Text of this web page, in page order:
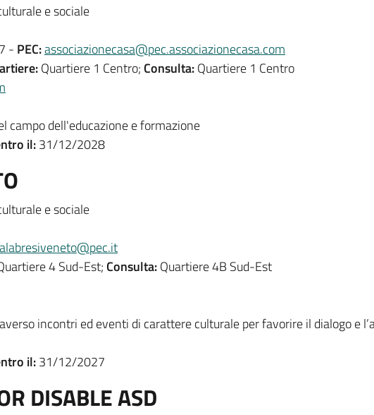
e sociale
- PEC:associazionecasa@pec.associazionecasa.com
Quartiere 1 Centro; Consulta:Quartiere 1 Centro
campo dell'educazione e formazione
il:31/12/2028
e sociale
4 Sud-Est; Consulta:Quartiere 4B Sud-Est
incontri ed eventi di carattere culturale per favorire il dialogo e
il:31/12/2027
DISABLE ASD